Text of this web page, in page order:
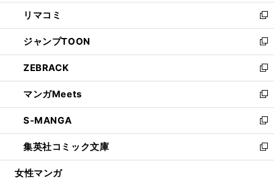
ウ
で
開
く
ン
ド
ウ
で
開
く
ウ
ィ
ン
ド
ウ
で
開
く
し
い
ウ
ィ
ン
ド
ウ
で
開
く
リマコミ
新
し
い
ウ
ィ
ン
ド
ウ
で
開
く
ジャンプTOON
新
し
い
ウ
ィ
ン
ド
ウ
で
開
ZEBRACK
新
し
い
ウ
ィ
ン
ド
ウ
マンガMeets
新
し
い
ウ
ィ
ン
S-MANGA
新
し
い
ウ
集英社コミック文庫
新
し
女性マンガ